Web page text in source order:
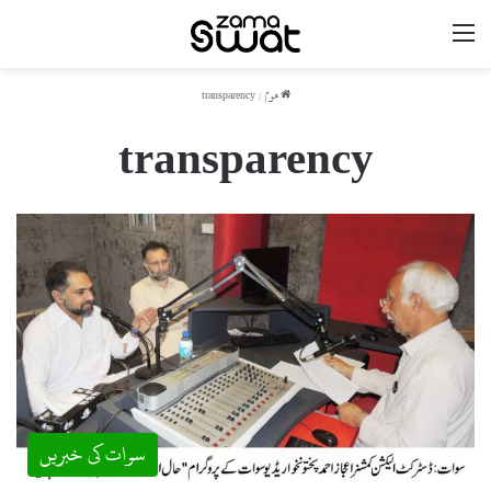
ھوم /
transparency
transparency
سوات کی خبریں